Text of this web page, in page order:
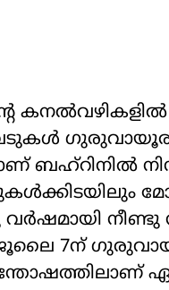
കനൽവഴികളിൽ
ബഹ്റിനിൽ
നീണ്ടു
7ന്